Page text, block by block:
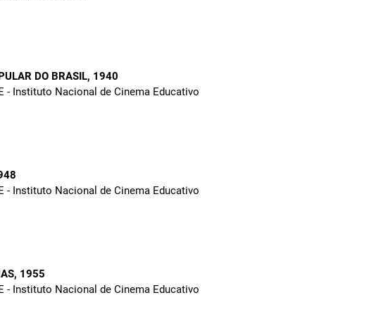
DO BRASIL, 1940
- Instituto Nacional de Cinema Educativo
- Instituto Nacional de Cinema Educativo
, 1955
- Instituto Nacional de Cinema Educativo